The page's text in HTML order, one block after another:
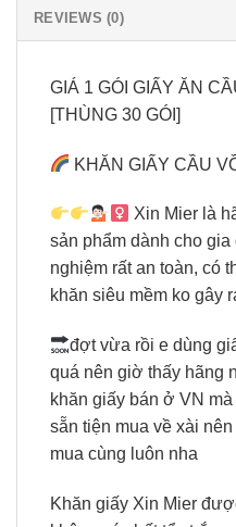
REVIEWS (0)
GIÁ 1 GÓI GIẤY ĂN
[THÙNG 30 GÓI]
KHĂN GIẤY CẦU
Xin Mier là
sản phẩm dành cho
nghiệm rất an toàn, có
khăn siêu mềm ko gây
đợt vừa rồi e dùng
quá nên giờ thấy hãng
khăn giấy bán ở VN
sẵn tiện mua về xài
mua cùng luôn nha
Khăn giấy Xin Mier